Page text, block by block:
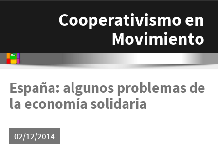
Cooperativismo en
Movimiento
España: algunos problemas de
la economía solidaria
02/12/2014